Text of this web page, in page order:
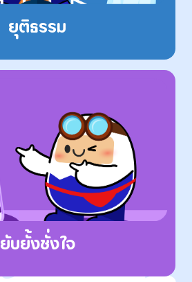
ยุติธรรม
ยับยั้งชั่งใจ